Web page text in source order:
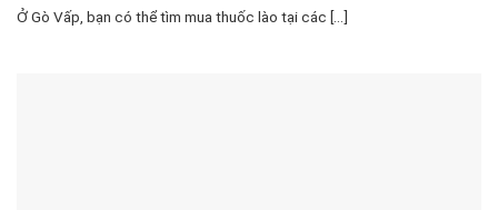
Ở Gò Vấp, bạn có thể tìm mua thuốc lào tại các [...]